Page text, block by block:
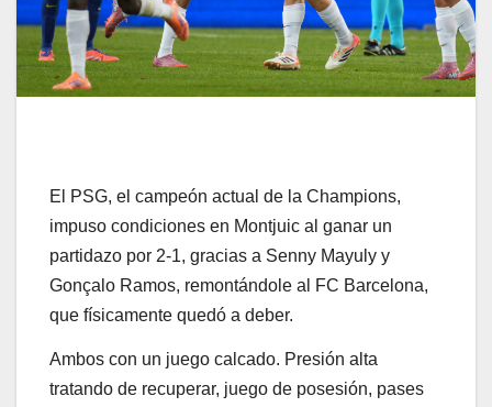
El PSG, el campeón actual de la Champions,
impuso condiciones en Montjuic al ganar un
partidazo por 2-1, gracias a Senny Mayuly y
Gonçalo Ramos, remontándole al FC Barcelona,
que físicamente quedó a deber.
Ambos con un juego calcado. Presión alta
tratando de recuperar, juego de posesión, pases